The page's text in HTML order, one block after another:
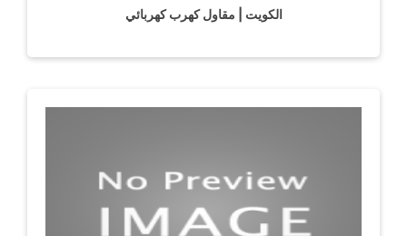
الكويت | مقاول كهرب كهربائي